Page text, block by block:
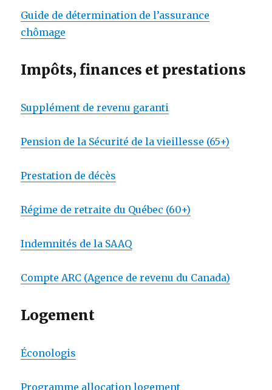
Guide de détermination de l’assurance
chômage
Impôts, finances et prestations
Supplément de revenu garanti
Pension de la Sécurité de la vieillesse (65+)
Prestation de décès
Régime de retraite du Québec (60+)
Indemnités de la SAAQ
Compte ARC (Agence de revenu du Canada)
Logement
Éconologis
Programme allocation logement